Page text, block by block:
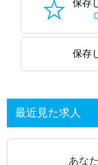
保存
保存
最近見た求人
あな